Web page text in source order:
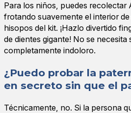
Para los niños, puedes recolectar
frotando suavemente el interior
hisopos del kit. ¡Hazlo divertido
de dientes gigante! No se necesita
completamente indoloro.
¿Puedo probar la
en secreto sin que el
Técnicamente, no. Si la persona